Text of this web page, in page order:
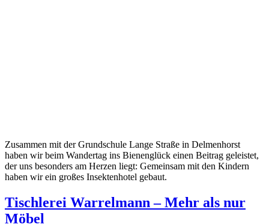
Zusammen mit der Grundschule Lange Straße in Delmenhorst
haben wir beim Wandertag ins Bienenglück einen Beitrag geleistet,
der uns besonders am Herzen liegt: Gemeinsam mit den Kindern
haben wir ein großes Insektenhotel gebaut.
Tischlerei Warrelmann – Mehr als nur
Möbel